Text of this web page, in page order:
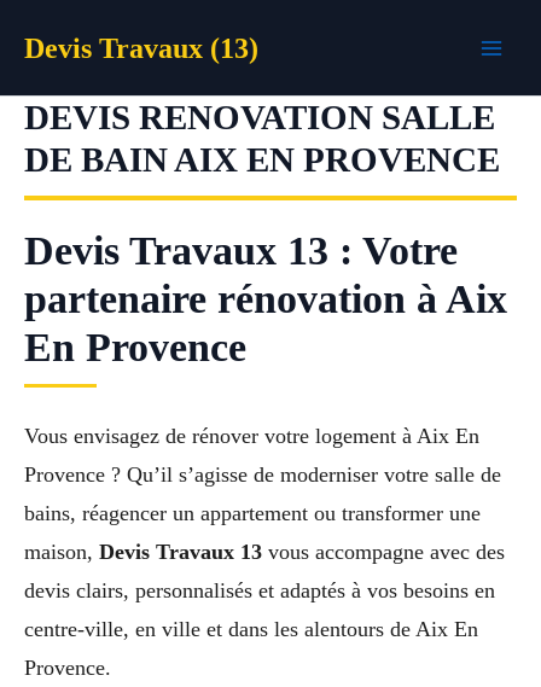
Devis Travaux (13)
DEVIS RENOVATION SALLE
DE BAIN AIX EN PROVENCE
Devis Travaux 13 : Votre
partenaire rénovation à Aix
En Provence
Vous envisagez de rénover votre logement à Aix En
Provence ? Qu’il s’agisse de moderniser votre salle de
bains, réagencer un appartement ou transformer une
maison, Devis Travaux 13 vous accompagne avec des
devis clairs, personnalisés et adaptés à vos besoins en
centre-ville, en ville et dans les alentours de Aix En
Provence.